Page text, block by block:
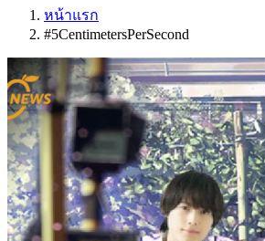
หน้าแรก
#5CentimetersPerSecond